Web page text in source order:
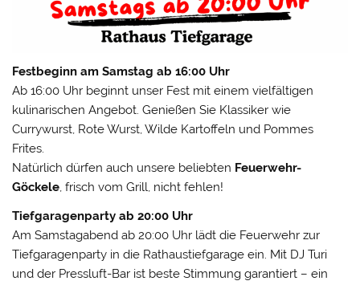
Festbeginn am Samstag ab 16:00 Uhr
Ab 16:00 Uhr beginnt unser Fest mit einem vielfältigen
kulinarischen Angebot. Genießen Sie Klassiker wie
Currywurst, Rote Wurst, Wilde Kartoffeln und Pommes
Frites.
Natürlich dürfen auch unsere beliebten Feuerwehr-
Göckele, frisch vom Grill, nicht fehlen!
Tiefgaragenparty ab 20:00 Uhr
Am Samstagabend ab 20:00 Uhr lädt die Feuerwehr zur
Tiefgaragenparty in die Rathaustiefgarage ein. Mit DJ Turi
und der Pressluft-Bar ist beste Stimmung garantiert – ein